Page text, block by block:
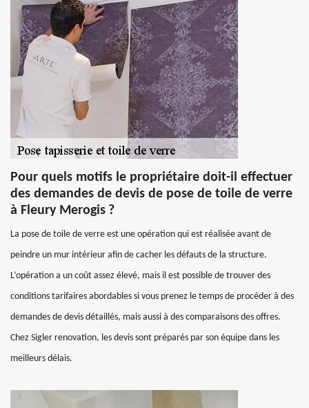
Pour quels motifs le propriétaire doit-il effectuer
des demandes de devis de pose de toile de verre
à Fleury Merogis ?
La pose de toile de verre est une opération qui est réalisée avant de
peindre un mur intérieur afin de cacher les défauts de la structure.
L’opération a un coût assez élevé, mais il est possible de trouver des
conditions tarifaires abordables si vous prenez le temps de procéder à des
demandes de devis détaillés, mais aussi à des comparaisons des offres.
Chez Sigler renovation, les devis sont préparés par son équipe dans les
meilleurs délais.